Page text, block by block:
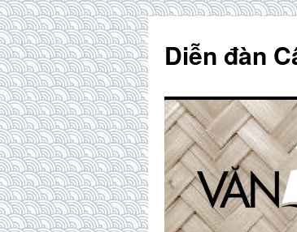
content
Diễn đàn